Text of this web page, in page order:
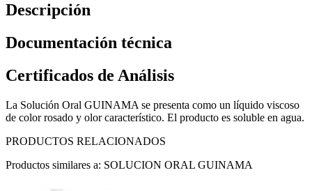
Descripción
Documentación técnica
Certificados de Análisis
La Solución Oral GUINAMA se presenta como un líquido viscoso
de color rosado y olor característico. El producto es soluble en agua.
PRODUCTOS RELACIONADOS
Productos similares a: SOLUCION ORAL GUINAMA